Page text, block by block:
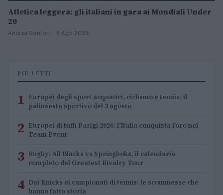
Atletica leggera: gli italiani in gara ai Mondiali Under
20
Andrea Conforti · 5 Ago 2026
PIÙ LETTI
1 Europei degli sport acquatici, ciclismo e tennis: il
palinsesto sportivo del 3 agosto
2 Europei di tuffi Parigi 2026: l’Italia conquista l’oro nel
Team Event
3 Rugby: All Blacks vs Springboks, il calendario
completo del Greatest Rivalry Tour
4 Dai Knicks ai campionati di tennis: le scommesse che
hanno fatto storia